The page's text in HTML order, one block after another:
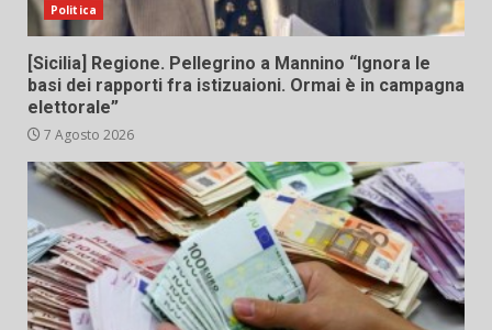
Politica
[Sicilia] Regione. Pellegrino a Mannino “Ignora le
basi dei rapporti fra istizuaioni. Ormai è in campagna
elettorale”
7 Agosto 2026